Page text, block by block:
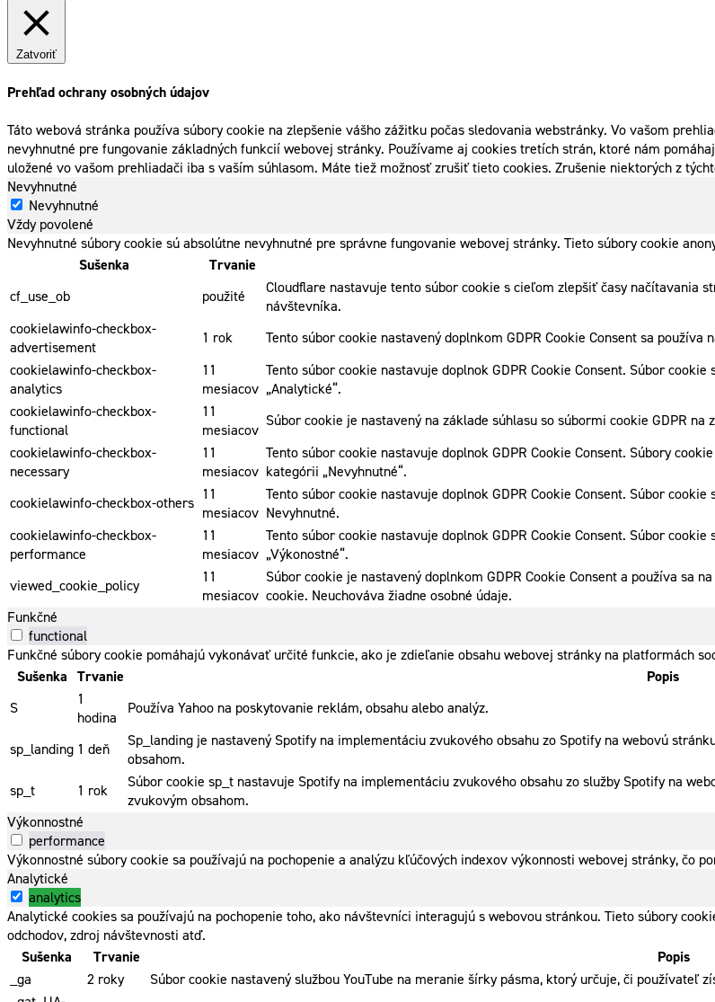
Zatvoriť
Prehľad ochrany osobných údajov
Táto webová stránka používa súbory cookie na zlepšenie vášho zážitku počas sledovania webstránky. Vo vašom
nevyhnutné pre fungovanie základných funkcií webovej stránky. Používame aj cookies tretích strán, ktoré nám
uložené vo vašom prehliadači iba s vaším súhlasom. Máte tiež možnosť zrušiť tieto cookies. Zrušenie niektorých z
Nevyhnutné
Nevyhnutné
Vždy povolené
Nevyhnutné súbory cookie sú absolútne nevyhnutné pre správne fungovanie webovej stránky. Tieto súbory cookie
Sušenka
Trvanie
cf_use_ob
použité
Cloudflare nastavuje tento súbor cookie s cieľom zlepšiť časy načítavania
návštevníka.
cookielawinfo-checkbox-
advertisement
1 rok
Tento súbor cookie nastavený doplnkom GDPR Cookie Consent sa
cookielawinfo-checkbox-
analytics
11
mesiacov
Tento súbor cookie nastavuje doplnok GDPR Cookie Consent. Súbor
„Analytické“.
cookielawinfo-checkbox-
functional
11
mesiacov
Súbor cookie je nastavený na základe súhlasu so súbormi cookie GDPR
cookielawinfo-checkbox-
necessary
11
mesiacov
Tento súbor cookie nastavuje doplnok GDPR Cookie Consent. Súbory
kategórii „Nevyhnutné“.
cookielawinfo-checkbox-others 11
mesiacov
Tento súbor cookie nastavuje doplnok GDPR Cookie Consent. Súbor
Nevyhnutné.
cookielawinfo-checkbox-
performance
11
mesiacov
Tento súbor cookie nastavuje doplnok GDPR Cookie Consent. Súbor
„Výkonostné“.
viewed_cookie_policy
11
mesiacov
Súbor cookie je nastavený doplnkom GDPR Cookie Consent a používa sa
cookie. Neuchováva žiadne osobné údaje.
Funkčné
functional
Funkčné súbory cookie pomáhajú vykonávať určité funkcie, ako je zdieľanie obsahu webovej stránky na platformách
Sušenka Trvanie
Popis
S
1
hodina
Používa Yahoo na poskytovanie reklám, obsahu alebo analýz.
sp_landing 1 deň
Sp_landing je nastavený Spotify na implementáciu zvukového obsahu zo Spotify na webovú
obsahom.
sp_t
1 rok
Súbor cookie sp_t nastavuje Spotify na implementáciu zvukového obsahu zo služby Spotify na
zvukovým obsahom.
Výkonnostné
performance
Výkonnostné súbory cookie sa používajú na pochopenie a analýzu kľúčových indexov výkonnosti webovej stránky, čo
Analytické
analytics
Analytické cookies sa používajú na pochopenie toho, ako návštevníci interagujú s webovou stránkou. Tieto súbory
odchodov, zdroj návštevnosti atď.
Sušenka
Trvanie
Popis
_ga
2 roky
Súbor cookie nastavený službou YouTube na meranie šírky pásma, ktorý určuje, či používateľ